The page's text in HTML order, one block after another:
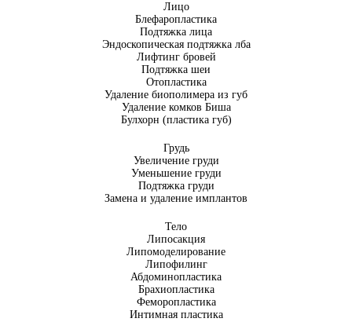
Лицо
Блефаропластика
Подтяжка лица
Эндоскопическая подтяжка лба
Лифтинг бровей
Подтяжка шеи
Отопластика
Удаление биополимера из губ
Удаление комков Биша
Булхорн (пластика губ)
Грудь
Увеличение груди
Уменьшение груди
Подтяжка груди
Замена и удаление имплантов
Тело
Липосакция
Липомоделирование
Липофилинг
Абдоминопластика
Брахиопластика
Феморопластика
Интимная пластика